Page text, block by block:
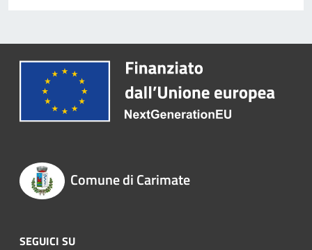
Comune di Carimate
SEGUICI SU